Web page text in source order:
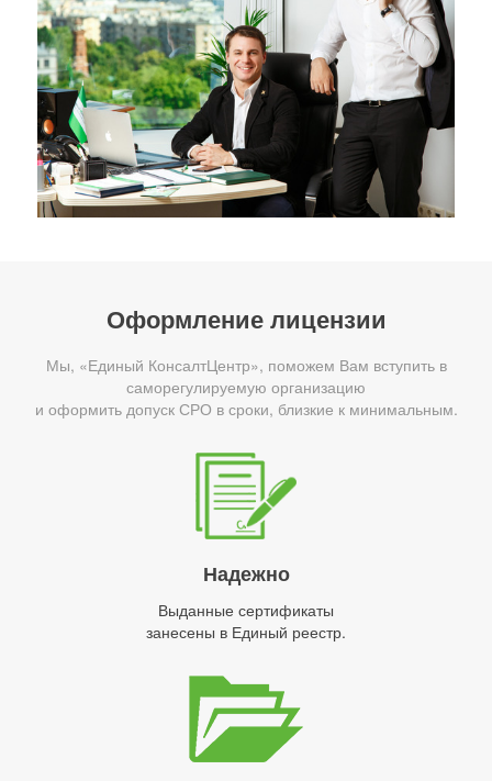
Оформление лицензии
Мы, «Единый КонсалтЦентр», поможем Вам вступить в
саморегулируемую организацию
и оформить допуск СРО в сроки, близкие к минимальным.
Надежно
Выданные сертификаты
занесены в Единый реестр.